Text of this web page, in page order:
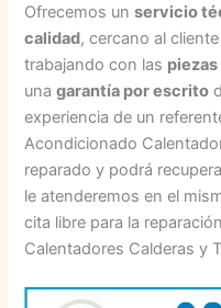
Ofrecemos unservicio
calidad, cercano al
trabajando con las
unagarantía por escrito
experiencia de un
Acondicionado
reparado y podrá
le atenderemos en el
cita libre para la
Calentadores Calderas y